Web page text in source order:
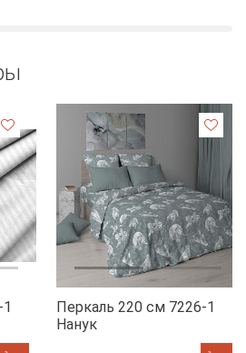
Перкаль 220 см 7226-1
Нанук